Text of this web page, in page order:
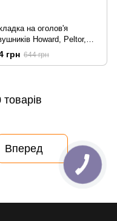
на оголов'я
Howard, Peltor,
MSA + ремінь з
Мультикам
грн 644 грн
Вперед